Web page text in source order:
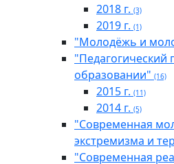
2018 г. (3)
2019 г. (1)
"Молодёжь и
"Педагогический
образовании" (16)
2015 г. (11)
2014 г. (5)
"Современная
экстремизма и
"Современная